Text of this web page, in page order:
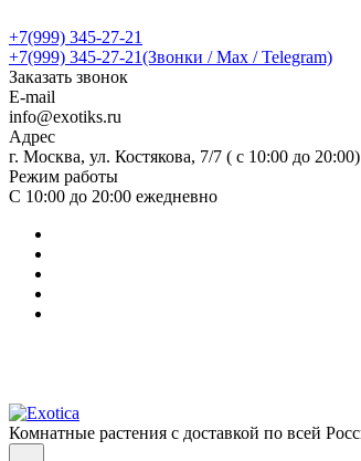
+7(999) 345-27-21
+7(999) 345-27-21(Звонки / Max / Telegram)
Заказать звонок
E-mail
info@exotiks.ru
Адрес
г. Москва, ул. Костякова, 7/7 ( с 10:00 до 20:00)
Режим работы
С 10:00 до 20:00 ежедневно
Комнатные растения с доставкой по всей